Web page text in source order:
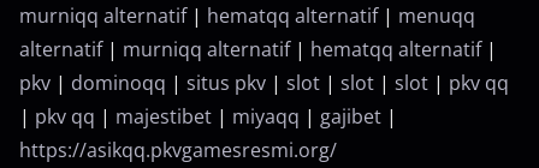
murniqq alternatif| hematqq alternatif| menuqq
alternatif| murniqq alternatif| hematqq alternatif|
pkv | dominoqq | situs pkv | slot | slot | slot | pkv qq
| pkv qq | majestibet | miyaqq | gajibet |
https://asikqq.pkvgamesresmi.org/